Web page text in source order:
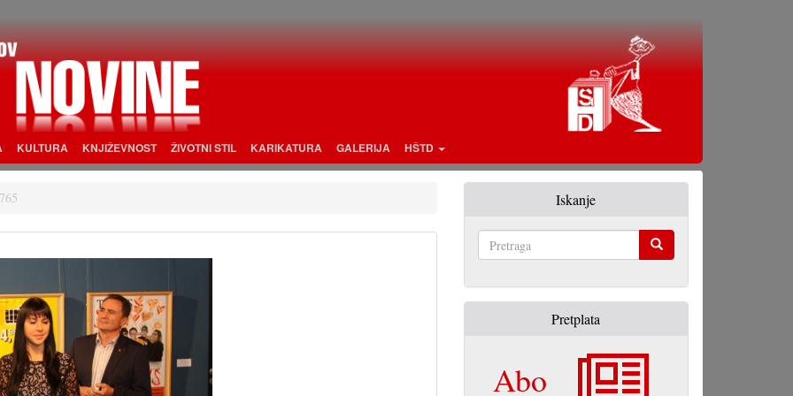
KULTURA KNJIŽEVNOST ŽIVOTNI STIL KARIKATURA GALERIJA HŠTD
Iskanje
Pretplata
Abo